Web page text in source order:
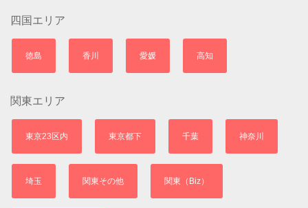
四国エリア
徳島 香川 愛媛 高知
関東エリア
東京23区内 東京都下 千葉 神奈川
埼玉 関東その他 関東（Biz）